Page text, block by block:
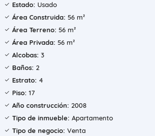
Estado: Usado
Área Construida: 56 m²
Área Terreno: 56 m²
Área Privada: 56 m²
Alcobas: 3
Baños: 2
Estrato: 4
Piso: 17
Año construcción: 2008
Tipo de inmueble: Apartamento
Tipo de negocio: Venta